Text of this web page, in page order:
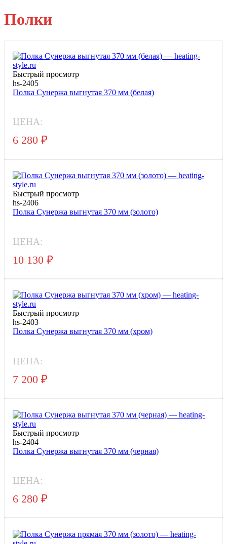
Полки
Быстрый просмотр
hs-2405
Полка Сунержа выгнутая 370 мм (белая)
ЦЕНА:
6 280 ₽
Быстрый просмотр
hs-2406
Полка Сунержа выгнутая 370 мм (золото)
ЦЕНА:
10 130 ₽
Быстрый просмотр
hs-2403
Полка Сунержа выгнутая 370 мм (хром)
ЦЕНА:
7 200 ₽
Быстрый просмотр
hs-2404
Полка Сунержа выгнутая 370 мм (черная)
ЦЕНА:
6 280 ₽